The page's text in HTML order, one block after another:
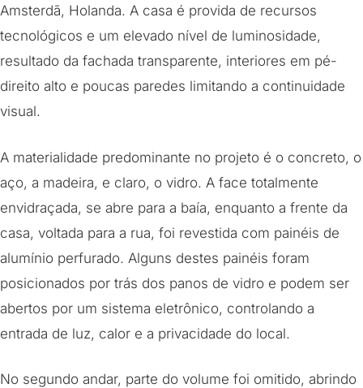
Amsterdã, Holanda. A casa é provida de recursos
tecnológicos e um elevado nível de luminosidade,
resultado da fachada transparente, interiores em pé-
direito alto e poucas paredes limitando a continuidade
visual.
A materialidade predominante no projeto é o concreto, o
aço, a madeira, e claro, o vidro. A face totalmente
envidraçada, se abre para a baía, enquanto a frente da
casa, voltada para a rua, foi revestida com painéis de
alumínio perfurado. Alguns destes painéis foram
posicionados por trás dos panos de vidro e podem ser
abertos por um sistema eletrônico, controlando a
entrada de luz, calor e a privacidade do local.
No segundo andar, parte do volume foi omitido, abrindo